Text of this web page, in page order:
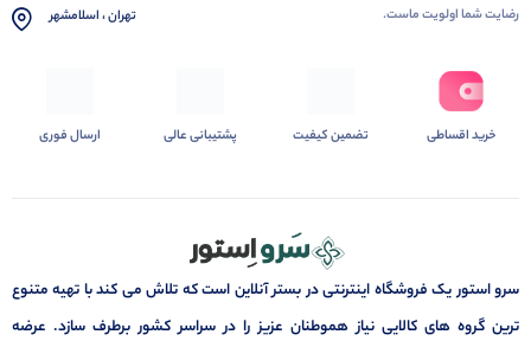
رضایت شما اولویت ماست.
تهران ، اسلامشهر
خرید اقساطی تضمین کیفیت پشتیبانی عالی ارسال فوری
سرو استور یک فروشگاه اینترنتی در بستر آنلاین است که تلاش می کند با تهیه متنوع
ترین گروه های کالایی نیاز هموطنان عزیز را در سراسر کشور برطرف سازد. عرضه